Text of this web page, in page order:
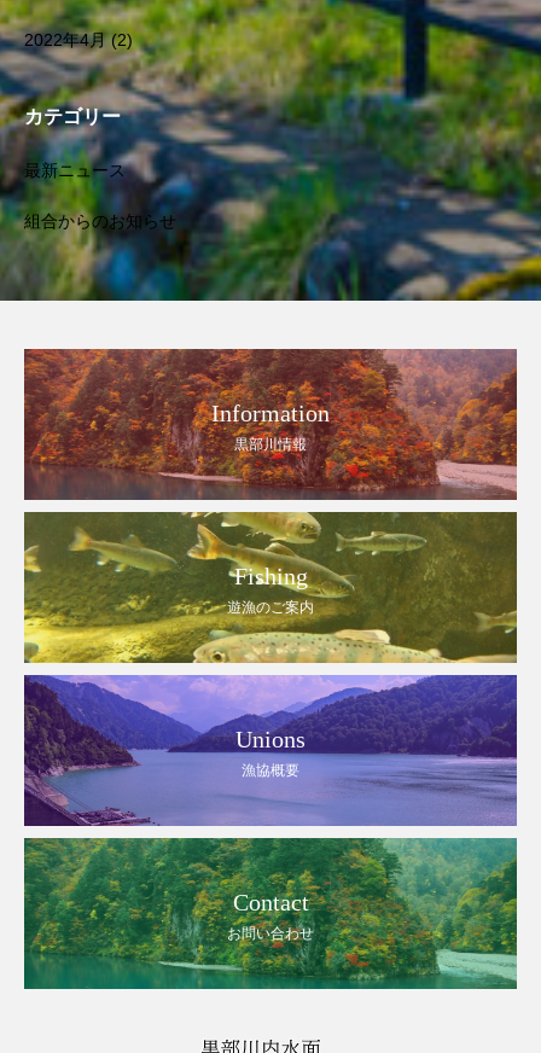
2022年4月(2)
カテゴリー
最新ニュース
組合からのお知らせ
Information
黒部川情報
Fishing
遊漁のご案内
Unions
漁協概要
Contact
お問い合わせ